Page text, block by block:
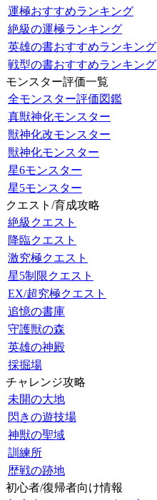
運極おすすめランキング
絶級の運極ランキング
英雄の書おすすめランキング
戦型の書おすすめランキング
モンスター評価一覧
全モンスター評価図鑑
真獣神化モンスター
獣神化改モンスター
獣神化モンスター
星6モンスター
星5モンスター
クエスト/育成攻略
絶級クエスト
降臨クエスト
激究極クエスト
星5制限クエスト
EX/超究極クエスト
追憶の書庫
守護獣の森
英雄の神殿
採掘場
チャレンジ攻略
未開の大地
閃きの遊技場
神獣の聖域
訓練所
歴戦の跡地
初心者/復帰者向け情報